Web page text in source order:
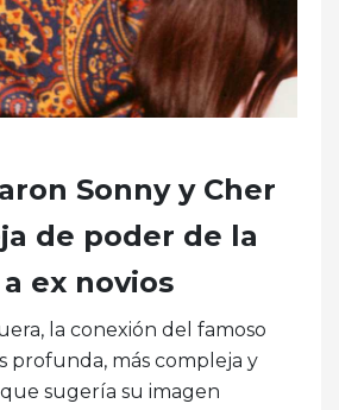
Sonny y Cher
de poder de la
ex novios
la conexión del famoso
profunda, más compleja y
sugería su imagen